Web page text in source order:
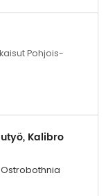
Pohjois-
Kalibro